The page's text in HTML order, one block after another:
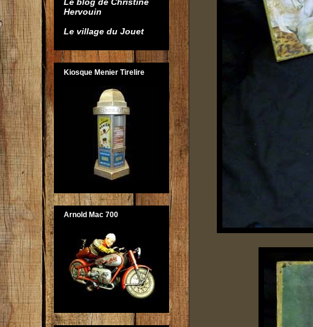
Le blog de Christine
Hervouin
Le village du Jouet
Kiosque Menier Tirelire
Arnold Mac 700